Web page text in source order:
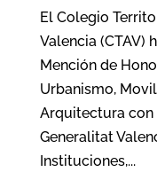
El Colegio
Valencia (CTAV)
Mención de
Urbanismo,
Arquitectura con
Generalitat
Instituciones,...